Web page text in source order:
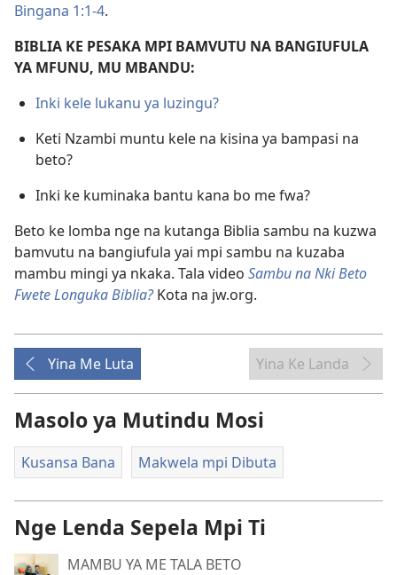
Bingana 1:1-4.
BIBLIA KE PESAKA MPI BAMVUTU NA BANGIUFULA
YA MFUNU, MU MBANDU:
Inki kele lukanu ya luzingu?
Keti Nzambi muntu kele na kisina ya bampasi na
beto?
Inki ke kuminaka bantu kana bo me fwa?
Beto ke lomba nge na kutanga Biblia sambu na kuzwa
bamvutu na bangiufula yai mpi sambu na kuzaba
mambu mingi ya nkaka. Tala video Sambu na Nki Beto
Fwete Longuka Biblia?Kota na jw.org.
Yina Me Luta Yina Ke Landa
Masolo ya Mutindu Mosi
Kusansa Bana Makwela mpi Dibuta
Nge Lenda Sepela Mpi Ti
MAMBU YA ME TALA BETO